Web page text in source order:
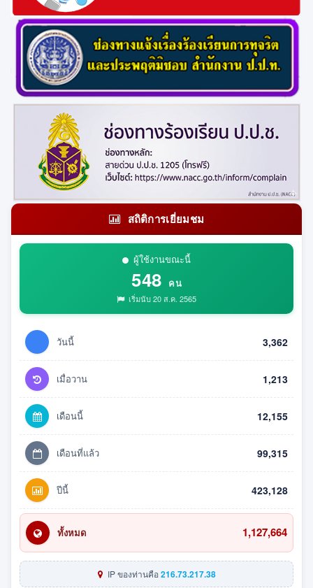
สถิติการเยี่ยมชม
ผู้ใช้งานขณะนี้
548 คน
เริ่มนับ 20 ส.ค. 2565
วันนี้ 3,362
เมื่อวาน 1,213
เดือนนี้ 12,155
เดือนที่แล้ว 99,315
ปีนี้ 423,128
ทั้งหมด 1,127,664
IP ของท่านคือ216.73.217.38